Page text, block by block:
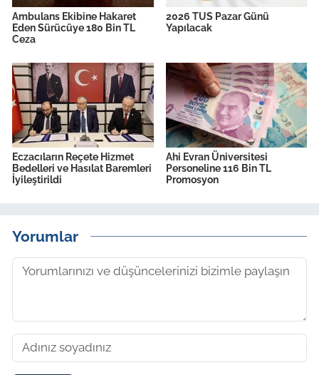
Ambulans Ekibine Hakaret
Eden Sürücüye 180 Bin TL
Ceza
2026 TUS Pazar Günü
Yapılacak
Eczacıların Reçete Hizmet
Bedelleri ve Hasılat Baremleri
İyileştirildi
Ahi Evran Üniversitesi
Personeline 116 Bin TL
Promosyon
Yorumlar